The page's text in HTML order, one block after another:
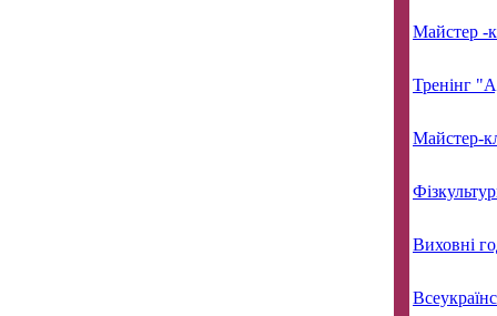
Майстер -
Тренінг
Майстер-
Виховні